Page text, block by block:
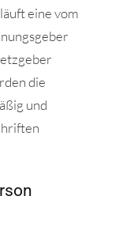
eine vom
die
und